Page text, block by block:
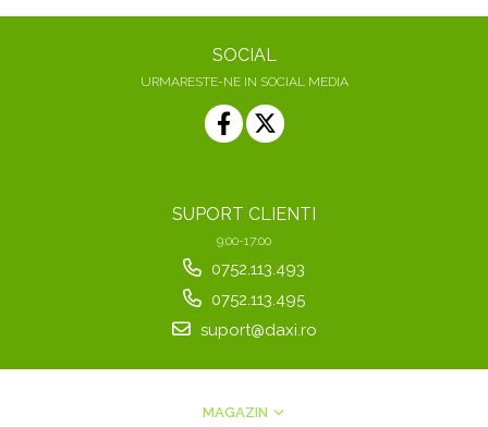
SOCIAL
URMARESTE-NE IN SOCIAL MEDIA
SUPORT CLIENTI
9:00-17:00
0752.113.493
0752.113.495
suport@daxi.ro
MAGAZIN